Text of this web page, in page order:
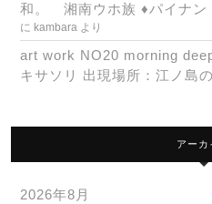
和。 湘南ウホ族 ♦パイナ
に kambara より
art work NO20 morning
キサソリ 出現場所：江ノ島
アーカ
2026年8月